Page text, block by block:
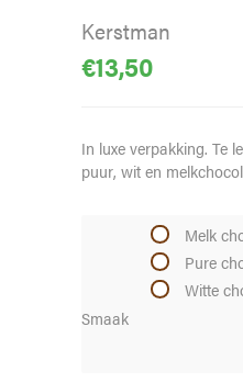
Kerstman
€13,50
In luxe verpakking. Te
puur, wit en
Smaak
Melk
Pure
Witte